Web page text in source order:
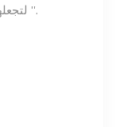
لتجعلها فوضوية وقم بإنهائها برشة من رذاذ الإمساك ''.